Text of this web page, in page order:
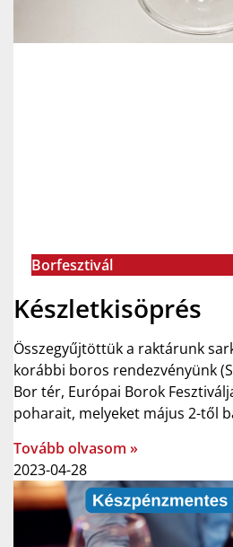
Borfesztivál
Készletkisöprés
Összegyűjtöttük a raktárunk
korábbi boros rendezvényünk
Bor tér, Európai Borok
poharait, melyeket május 2-től
Tovább olvasom »
2023-04-28